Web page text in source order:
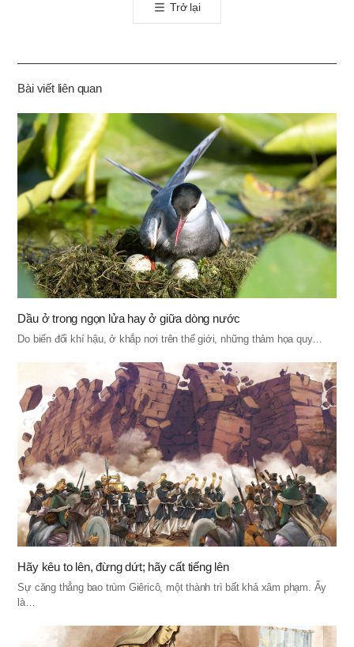
공
기
Trở lại
Bài viết liên quan
Dầu ở trong ngọn lửa hay ở giữa dòng nước
Do biến đổi khí hậu, ở khắp nơi trên thế giới, những thảm họa quy…
Hãy kêu to lên, đừng dứt; hãy cất tiếng lên
Sự căng thẳng bao trùm Giêricô, một thành trì bất khả xâm phạm. Ấy
là…